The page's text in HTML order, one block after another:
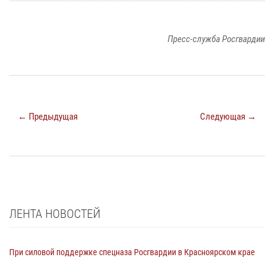
Пресс-служба Росгвардии
← Предыдущая Следующая →
ЛЕНТА НОВОСТЕЙ
При силовой поддержке спецназа Росгвардии в Красноярском крае